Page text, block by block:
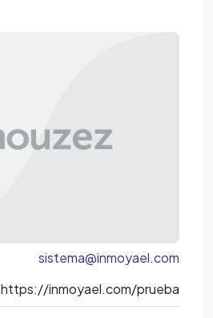
sistema@inmoyael.com
https://inmoyael.com/prueba